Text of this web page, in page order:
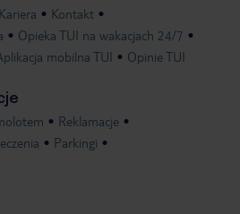
Kariera
Kontakt
Opieka TUI na wakacjach 24/7
mobilna TUI Opinie TUI
Reklamacje
Parkingi